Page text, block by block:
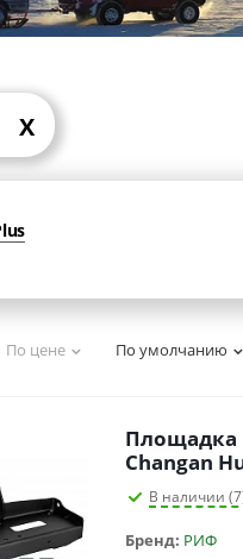
X
По цене По умолчанию
Площадка
Changan
В наличии
Бренд: РИФ